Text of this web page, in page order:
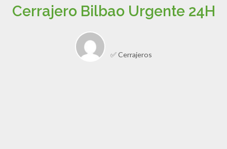
Cerrajero Bilbao Urgente 24H
✅ Cerrajeros